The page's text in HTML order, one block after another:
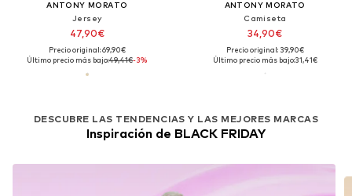
ANTONY MORATO
Jersey
47,90€
Precio original: 69,90€
Último precio más bajo:49,41€-3%
ANTONY MORATO
Camiseta
34,90€
Precio original: 39,90€
Último precio más bajo:31,41€
DESCUBRE LAS TENDENCIAS Y LAS MEJORES MARCAS
Inspiración de BLACK FRIDAY